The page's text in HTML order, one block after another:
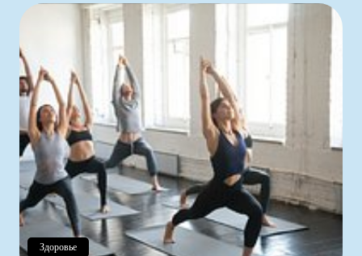
Здоровье